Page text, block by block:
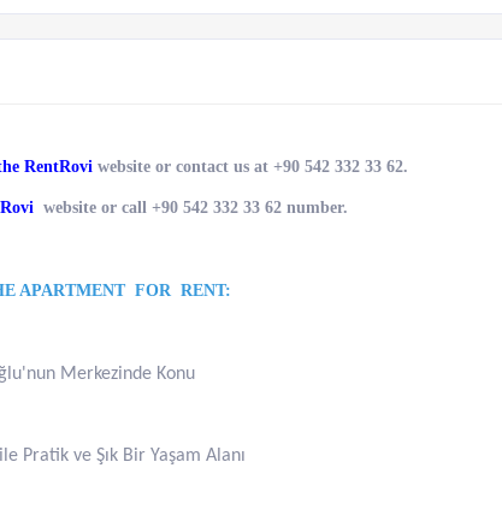
RentRovi website or contact us at +90 542 332 33 62.
website or call +90 542 332 33 62 number.
APARTMENT FOR RENT:
Merkezinde Konu
Pratik ve Şık Bir Yaşam Alanı